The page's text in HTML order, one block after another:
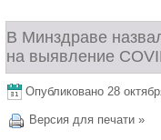
В Минздраве
на выявление
Опубликовано 28
Версия для печати »